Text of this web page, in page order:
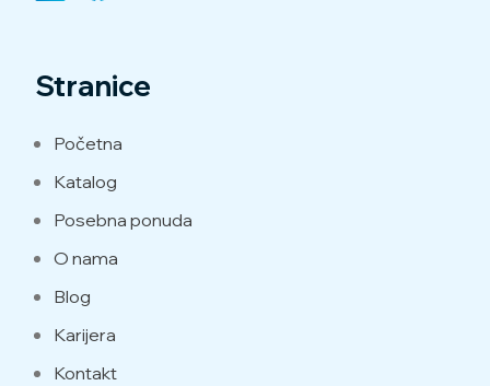
Stranice
Početna
Katalog
Posebna ponuda
O nama
Blog
Karijera
Kontakt